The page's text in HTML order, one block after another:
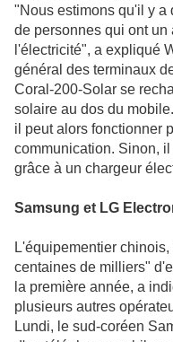
"Nous estimons qu'il y a
de personnes qui ont
l'électricité", a expliqué
général des terminaux
Coral-200-Solar se
solaire au dos du
il peut alors fonctionner
communication. Sinon,
grâce à un chargeur
Samsung et LG
L'équipementier
centaines de milliers"
la première année, a
plusieurs autres
Lundi, le sud-coréen